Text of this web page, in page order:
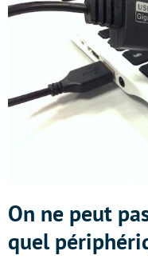
On ne peut
quel